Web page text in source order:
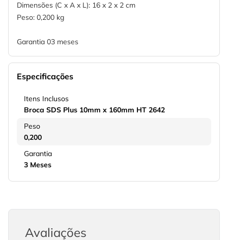
Dimensões (C x A x L): 16 x 2 x 2 cm
Peso: 0,200 kg
Garantia 03 meses
Especificações
Itens Inclusos
Broca SDS Plus 10mm x 160mm HT 2642
Peso
0,200
Garantia
3 Meses
Avaliações